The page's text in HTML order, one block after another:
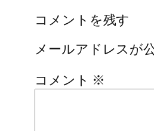
コメントを残す
メールアドレスが
コメント ※